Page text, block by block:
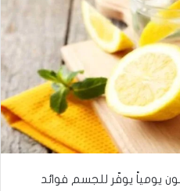
يومياً يوفّر للجسم فوائد